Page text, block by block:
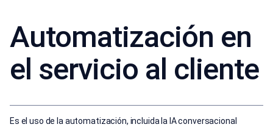
Automatización en
el servicio al cliente
Es el uso de la automatización, incluida la IA conversacional